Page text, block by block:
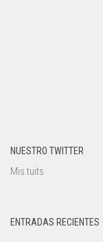
NUESTRO TWITTER
Mis tuits
ENTRADAS RECIENTES